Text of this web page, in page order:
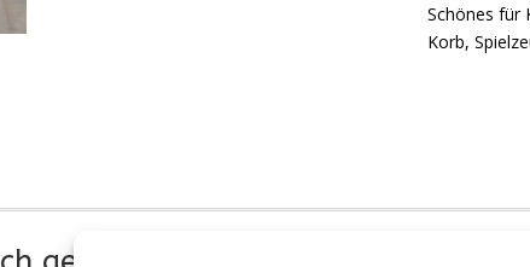
Schönes für
Korb,